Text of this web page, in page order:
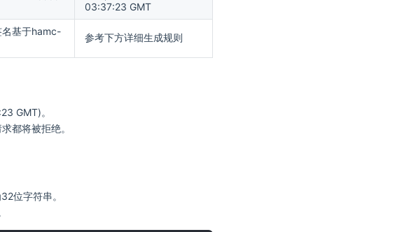
03:37:23 GMT
基于hamc-
参考下方详细生成规则
GMT)。
都将被拒绝。
位字符串。